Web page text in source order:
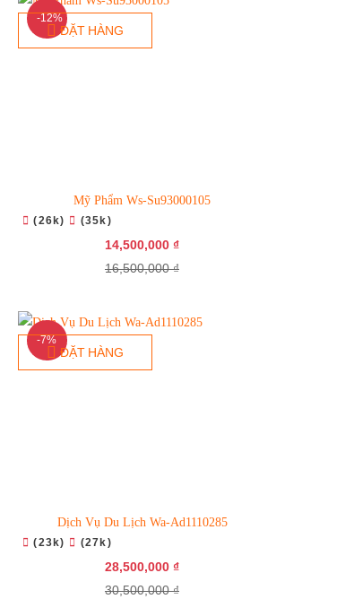
-12%
ĐẶT HÀNG
Mỹ Phẩm Ws-Su93000105
(26k) (35k)
14,500,000 ₫
16,500,000 ₫
-7%
ĐẶT HÀNG
Dịch Vụ Du Lịch Wa-Ad1110285
(23k) (27k)
28,500,000 ₫
30,500,000 ₫